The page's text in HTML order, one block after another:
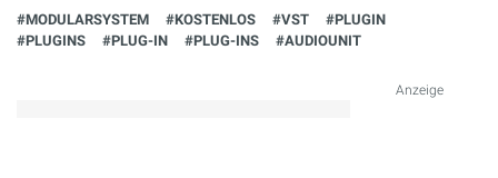
#MODULARSYSTEM #KOSTENLOS #VST
#PLUGIN
#PLUGINS
#PLUG-IN #PLUG-INS #AUDIOUNIT
Anzeige